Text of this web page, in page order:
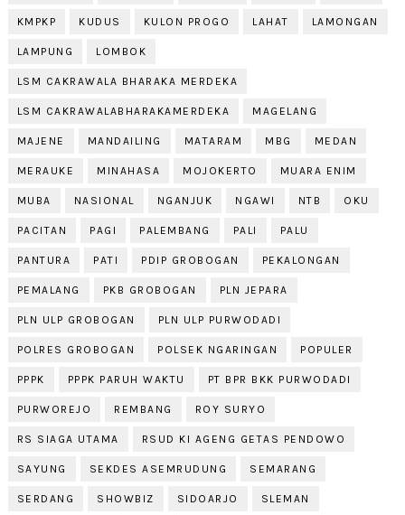
KMPKP KUDUS KULON PROGO LAHAT LAMONGAN
LAMPUNG LOMBOK
LSM CAKRAWALA BHARAKA MERDEKA
LSM CAKRAWALABHARAKAMERDEKA MAGELANG
MAJENE MANDAILING MATARAM MBG MEDAN
MERAUKE MINAHASA MOJOKERTO MUARA ENIM
MUBA NASIONAL NGANJUK NGAWI NTB OKU
PACITAN PAGI PALEMBANG PALI PALU
PANTURA PATI PDIP GROBOGAN PEKALONGAN
PEMALANG PKB GROBOGAN PLN JEPARA
PLN ULP GROBOGAN PLN ULP PURWODADI
POLRES GROBOGAN POLSEK NGARINGAN POPULER
PPPK PPPK PARUH WAKTU PT BPR BKK PURWODADI
PURWOREJO REMBANG ROY SURYO
RS SIAGA UTAMA RSUD KI AGENG GETAS PENDOWO
SAYUNG SEKDES ASEMRUDUNG SEMARANG
SERDANG SHOWBIZ SIDOARJO SLEMAN